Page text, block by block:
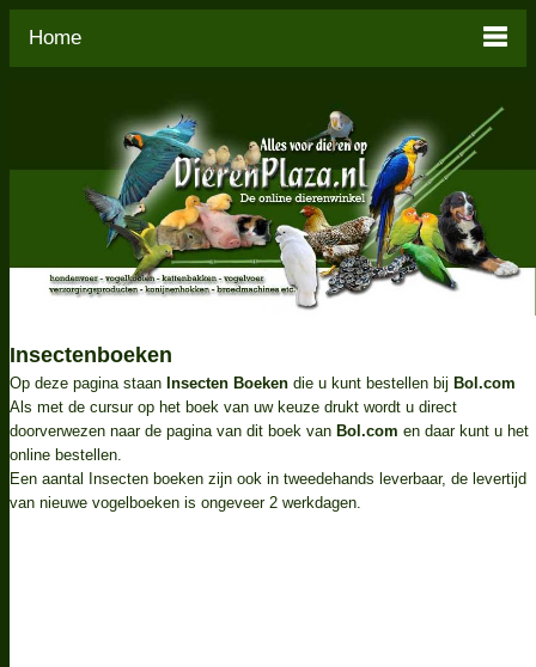
Home
Insectenboeken
Op deze pagina staan Insecten Boeken die u kunt bestellen bij Bol.com
Als met de cursur op het boek van uw keuze drukt wordt u direct
doorverwezen naar de pagina van dit boek van Bol.com en daar kunt u het
online bestellen.
Een aantal Insecten boeken zijn ook in tweedehands leverbaar, de levertijd
van nieuwe vogelboeken is ongeveer 2 werkdagen.